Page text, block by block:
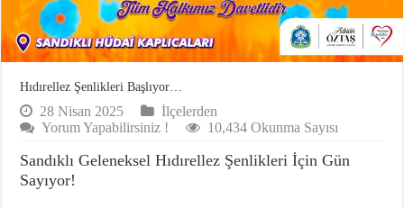
Hıdırellez Şenlikleri Başlıyor…
28 Nisan 2025
İlçelerden
Yorum Yapabilirsiniz !
10,434 Okunma Sayısı
Sandıklı Geleneksel Hıdırellez Şenlikleri İçin Gün
Sayıyor!